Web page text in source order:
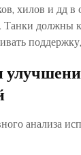
хилов и дд
должны
анализа